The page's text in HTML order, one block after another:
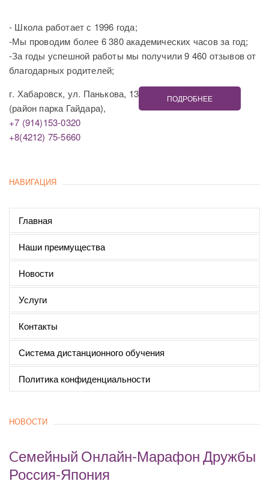
- Школа работает с 1996 года;
-Мы проводим более 6 380 академических часов за год;
-За годы успешной работы мы получили 9 460 отзывов от
благодарных родителей;
г. Хабаровск, ул. Панькова, 13
(район парка Гайдара),
+7 (914)153-0320
+8(4212) 75-5660
ПОДРОБНЕЕ
НАВИГАЦИЯ
Главная
Наши преимущества
Новости
Услуги
Контакты
Система дистанционного обучения
Политика конфиденциальности
НОВОСТИ
Cемейный Онлайн-Марафон Дружбы
Россия-Япония